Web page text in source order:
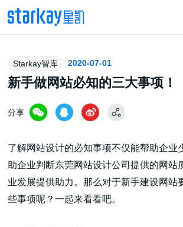
头部潮玩
技术服务商
潮玩技术解决方案
Starkay智库 2020-07-01
新手做网站必知的三大事项！
分享
了解网站设计的必知事项不仅能帮助企业
助企业判断东莞网站设计公司提供的网站
业发展提供助力。那么对于新手建设网站
些事项呢？一起来看看吧。